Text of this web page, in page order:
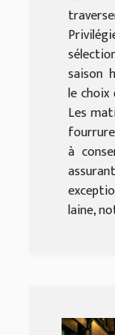
saison
le
Les
à
laine,